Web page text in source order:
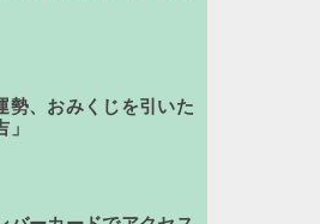
勢、おみくじを引いた